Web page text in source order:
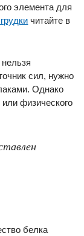
элемента для
читайте в
сил, нужно
Однако
физического
белка